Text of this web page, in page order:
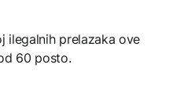
ilegalnih prelazaka ove
60 posto.